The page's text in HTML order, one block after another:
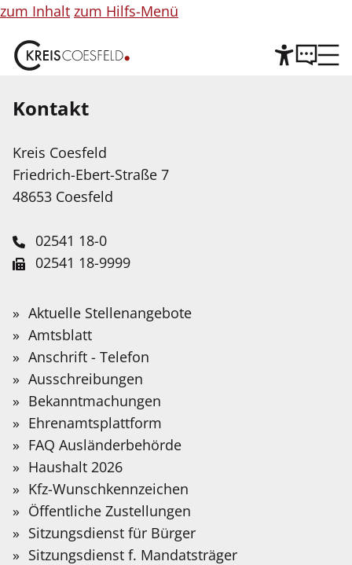
zum Inhalt zum Hilfs-Menü
Copyright
©
Service-Portal
Umweltinspektionen -
Dülmen
DU
Berichte
Anlagen nach IE-Richtlinie
Eilers -Bericht
Farmbetriebe Große Volksbeck GmbH & Co.
KG -Bericht
Hähnchenmast Kruse GbR -Bericht
Hilfe
Leichte Sprache
Wir stellen Inhalte unserer Web-Seite in Leichter
Hilfe Künstlicher Intelligenz weiter ausgebaut.
Gebärdensprache
Auf der folgenden Seite stellen wir Informationen
in Deutscher Gebärdensprache bereit, die mit
Hilfe Künstlicher Intelligenz übersetzt wurden.
Gebärdensprache
Kontakt
Kreis Coesfeld
Friedrich-Ebert-Straße 7
48653 Coesfeld
02541 18-0
02541 18-9999
info@kreis-coesfeld.de
Kontaktformular
Suche
Wonach
suchen
Sie?
Bitte
Suchbegriff
eingeben.
Aktuelle Stellenangebote
Amtsblatt
Anschrift - Telefon
Ausschreibungen
Bekanntmachungen
Ehrenamtsplattform
FAQ Ausländerbehörde
Haushalt 2026
Kfz-Wunschkennzeichen
Öffentliche Zustellungen
Sitzungsdienst für Bürger
Sitzungsdienst f. Mandatsträger